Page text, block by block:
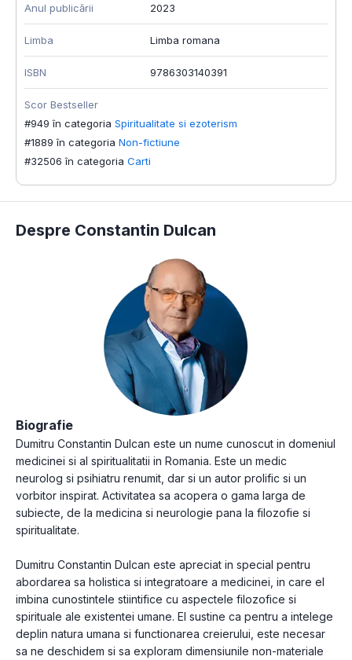
Anul publicării 2023
Limba Limba romana
ISBN 9786303140391
Scor Bestseller
#949 în categoria Spiritualitate si ezoterism
#1889 în categoria Non-fictiune
#32506 în categoria Carti
Despre Constantin Dulcan
Biografie
Dumitru Constantin Dulcan este un nume cunoscut in domeniul
medicinei si al spiritualitatii in Romania. Este un medic
neurolog si psihiatru renumit, dar si un autor prolific si un
vorbitor inspirat. Activitatea sa acopera o gama larga de
subiecte, de la medicina si neurologie pana la filozofie si
spiritualitate.
Dumitru Constantin Dulcan este apreciat in special pentru
abordarea sa holistica si integratoare a medicinei, in care el
imbina cunostintele stiintifice cu aspectele filozofice si
spirituale ale existentei umane. El sustine ca pentru a intelege
deplin natura umana si functionarea creierului, este necesar
sa ne deschidem si sa exploram dimensiunile non-materiale